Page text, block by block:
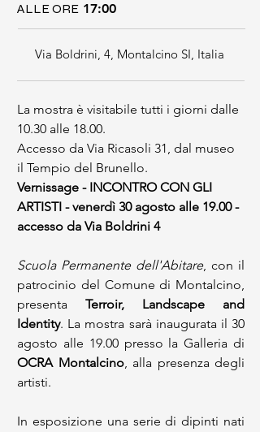
17:00
ALLE ORE
Via Boldrini, 4, Montalcino SI, Italia
La mostra è visitabile tutti i giorni dalle
10.30 alle 18.00.
Accesso da Via Ricasoli 31, dal museo
il Tempio del Brunello.
Vernissage - INCONTRO CON GLI
ARTISTI - venerdì 30 agosto alle 19.00 -
accesso da Via Boldrini 4
Scuola Permanente dell'Abitare, con il
patrocinio del Comune di Montalcino,
presenta Terroir, Landscape and
Identity. La mostra sarà inaugurata il 30
OCRA Montalcino, alla presenza degli
artisti.
In esposizione una serie di dipinti nati